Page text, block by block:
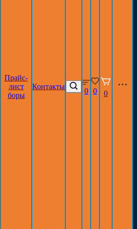
Прайс-
лист
боры
Контакты
0 0 0